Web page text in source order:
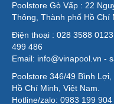
Poolstore Gò Vấp : 22
Thông, Thành phố Hồ Chí
Điện thoại : 028 3588
499 486
Email: info@vinapool.vn -
Poolstore 346/49 Bình
Hồ Chí Minh, Việt Nam.
Hotline/zalo: 0983 199 904